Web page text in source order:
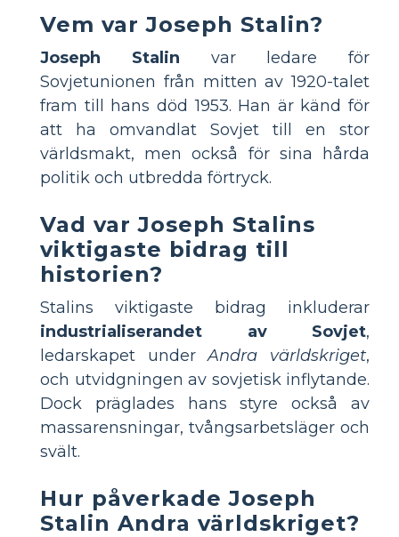
Vem var Joseph Stalin?
Joseph Stalin var ledare för
Sovjetunionen från mitten av 1920-talet
fram till hans död 1953. Han är känd för
att ha omvandlat Sovjet till en stor
världsmakt, men också för sina hårda
politik och utbredda förtryck.
Vad var Joseph Stalins
viktigaste bidrag till
historien?
Stalins viktigaste bidrag inkluderar
industrialiserandet av Sovjet,
ledarskapet underAndra världskriget,
och utvidgningen av sovjetisk inflytande.
Dock präglades hans styre också av
massarensningar, tvångsarbetsläger och
svält.
Hur påverkade Joseph
Stalin Andra världskriget?